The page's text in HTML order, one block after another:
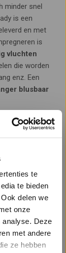
te
te bieden
delen we
onze
analyse. Deze
met andere
ze hebben
minder snel
is een
en met
is
vluchten
die worden
enz. Een
blusbaar